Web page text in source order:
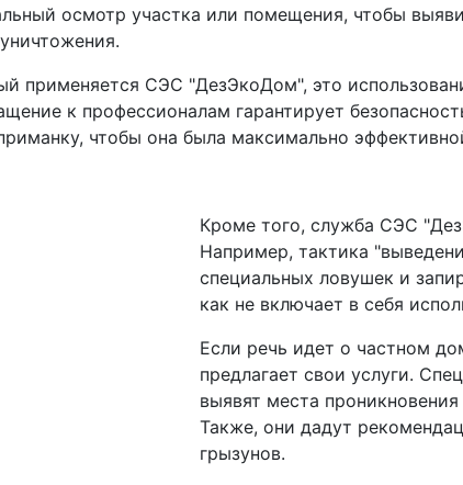
осмотр участка или помещения, чтобы
применяется СЭС "ДезЭкоДом", это
к профессионалам гарантирует
чтобы она была максимально
Кроме того, служба СЭС
Например, тактика
специальных ловушек и
как не включает в себя
Если речь идет о частном
предлагает свои услуги.
выявят места
Также, они дадут
грызунов.